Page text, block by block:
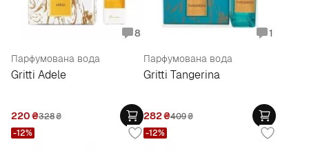
8
Парфумована вода
Gritti Adele
220₴328₴
1
Парфумована вода
Gritti Tangerina
282₴409₴
-12% -12%